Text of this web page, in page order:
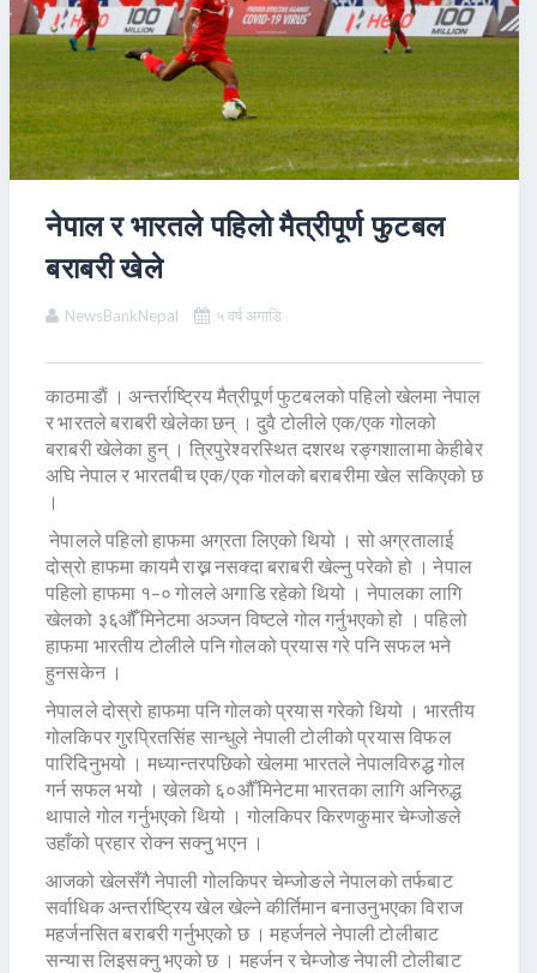
नेपाल र भारतले पहिलाे मैत्रीपूर्ण फुटबल
बराबरी खेले
NewsBankNepal ५ वर्ष अगाडि
काठमाडाैं । अन्तर्राष्ट्रिय मैत्रीपूर्ण फुटबलको पहिलो खेलमा नेपाल
र भारतले बराबरी खेलेका छन् । दुवै टोलीले एक/एक गोलको
बराबरी खेलेका हुन् । त्रिपुरेश्वरस्थित दशरथ रङ्गशालामा केहीबेर
अघि नेपाल र भारतबीच एक/एक गोलको बराबरीमा खेल सकिएको छ
।
नेपालले पहिलो हाफमा अग्रता लिएको थियो । सो अग्रतालाई
दोस्रो हाफमा कायमै राख्न नसक्दा बराबरी खेल्नु परेको हो । नेपाल
पहिलो हाफमा १–० गोलले अगाडि रहेको थियो । नेपालका लागि
खेलको ३६औंँ मिनेटमा अञ्जन विष्टले गोल गर्नुभएको हो । पहिलो
हाफमा भारतीय टोलीले पनि गोलको प्रयास गरे पनि सफल भने
हुनसकेन ।
नेपालले दोस्रो हाफमा पनि गोलको प्रयास गरेको थियो । भारतीय
गोलकिपर गुरप्रितसिंह सान्धुले नेपाली टोलीको प्रयास विफल
पारिदिनुभयो । मध्यान्तरपछिको खेलमा भारतले नेपालविरुद्ध गोल
गर्न सफल भयो । खेलको ६०औँ मिनेटमा भारतका लागि अनिरुद्ध
थापाले गोल गर्नुभएको थियो । गोलकिपर किरणकुमार चेम्जोङले
उहाँको प्रहार रोक्न सक्नु भएन ।
आजको खेलसँगै नेपाली गोलकिपर चेम्जोङले नेपालको तर्फबाट
सर्वाधिक अन्तर्राष्ट्रिय खेल खेल्ने कीर्तिमान बनाउनुभएका विराज
महर्जनसित बराबरी गर्नुभएको छ । महर्जनले नेपाली टोलीबाट
सन्यास लिइसक्नु भएको छ । महर्जन र चेम्जोङ नेपाली टोलीबाट